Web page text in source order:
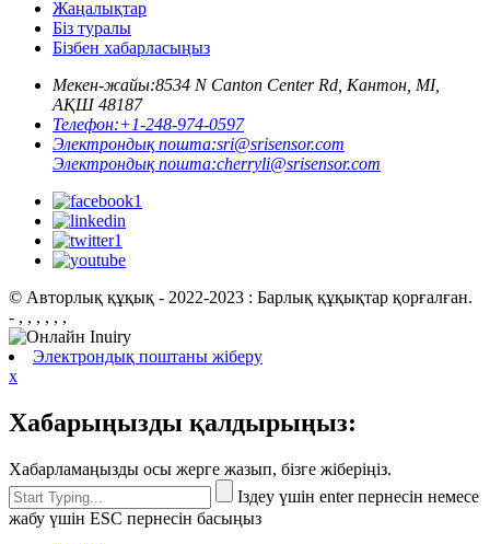
Жаңалықтар
Біз туралы
Бізбен хабарласыңыз
Мекен-жайы:8534 N Canton Center Rd, Кантон, MI,
АҚШ 48187
Телефон:+1-248-974-0597
Электрондық пошта:sri@srisensor.com
Электрондық пошта:cherryli@srisensor.com
© Авторлық құқық - 2022-2023 : Барлық құқықтар қорғалған.
- , , , , , ,
Электрондық поштаны жіберу
x
Хабарыңызды қалдырыңыз:
Хабарламаңызды осы жерге жазып, бізге жіберіңіз.
Іздеу үшін enter пернесін немесе
жабу үшін ESC пернесін басыңыз